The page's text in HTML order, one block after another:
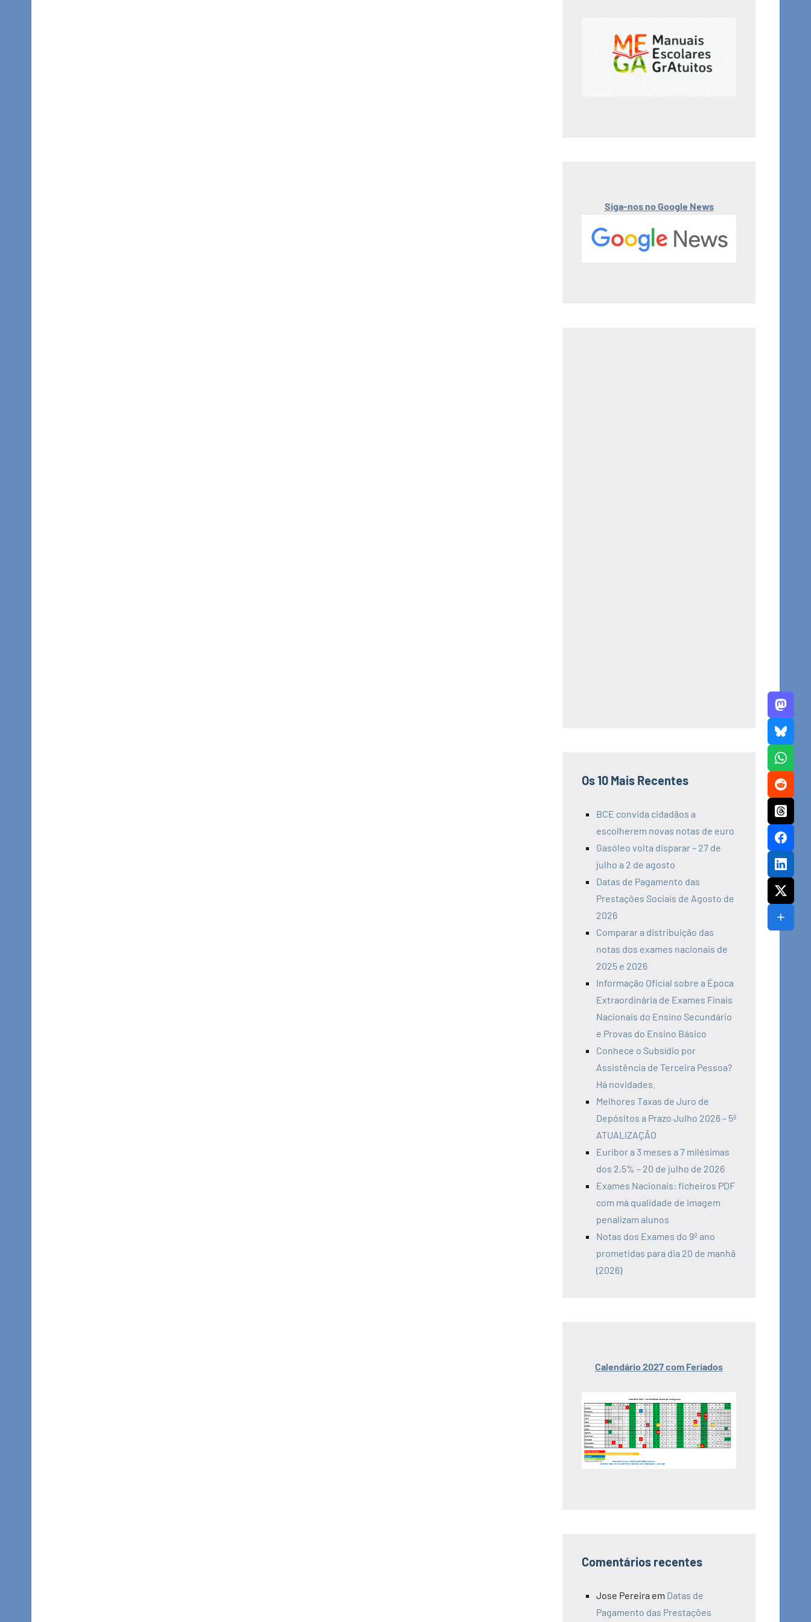
Siga-nos no Google News
Os 10 Mais Recentes
BCE convida cidadãos a
escolherem novas notas de euro
Gasóleo volta disparar – 27 de
julho a 2 de agosto
Datas de Pagamento das
Prestações Sociais de Agosto de
2026
Comparar a distribuição das
notas dos exames nacionais de
2025 e 2026
Informação Oficial sobre a Época
Extraordinária de Exames Finais
Nacionais do Ensino Secundário
e Provas do Ensino Básico
Conhece o Subsídio por
Assistência de Terceira Pessoa?
Há novidades.
Melhores Taxas de Juro de
Depósitos a Prazo Julho 2026 – 5ª
ATUALIZAÇÃO
Euribor a 3 meses a 7 milésimas
dos 2,5% – 20 de julho de 2026
Exames Nacionais: ficheiros PDF
com má qualidade de imagem
penalizam alunos
Notas dos Exames do 9º ano
prometidas para dia 20 de manhã
(2026)
Calendário 2027 com Feriados
Comentários recentes
Jose Pereira em Datas de
Pagamento das Prestações